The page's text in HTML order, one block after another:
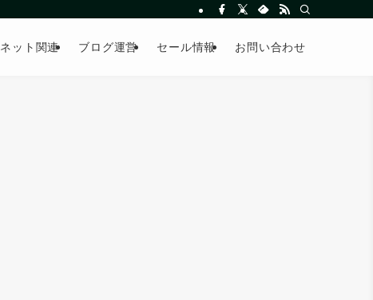
ネット関連 ブログ運営 セール情報 お問い合わせ